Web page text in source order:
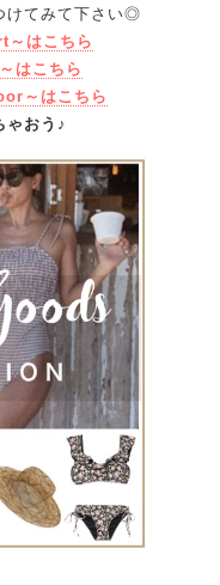
けてみて下さい◎
はこちら
はこちら
～はこちら
おう♪